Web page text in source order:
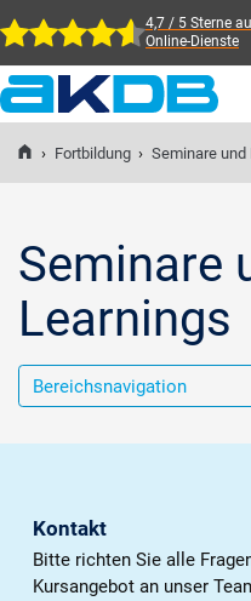
4,7 / 5 Sterne
Online-Dienste
AKDB Anstalt für
Kommunale
Datenverarbeitung in
Newsroom
Lösungen
Veranstaltungen
Fortbildung
Karriere
› Fortbildung › Seminare und
Seminare
Learnings
Bereichsnavigation
Kontakt
Bitte richten Sie alle
Kursangebot an unser